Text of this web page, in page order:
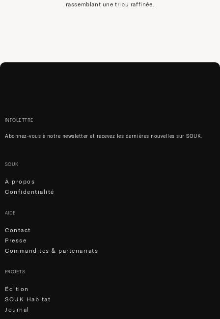
rassemblant une tribu raffinée.
INFOLETTRE
Abonnez-vous à notre newsletter et recevez les dernières nouvelles sur SOUK.
SOUK
À propos
Confidentialité
AIDE
Contact
Presse
Commandites & partenariats
PROJETS
Édition
SOUK Habitat
Journal